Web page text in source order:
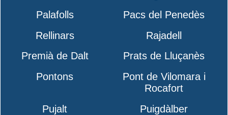
Palafolls
Pacs del Penedès
Rellinars
Rajadell
Premià de Dalt
Prats de Lluçanès
Pontons
Pont de Vilomara i
Rocafort
Pujalt
Puigdàlber